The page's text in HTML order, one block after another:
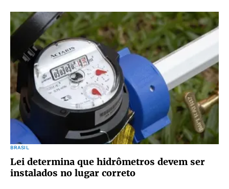
BRASIL
Lei determina que hidrômetros devem ser
instalados no lugar correto